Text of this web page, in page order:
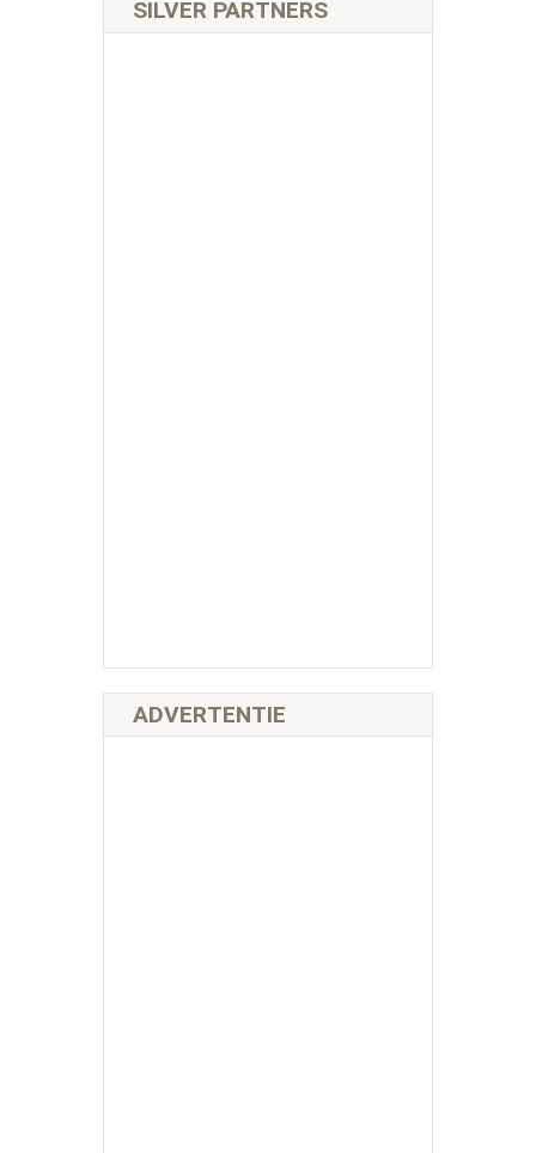
SILVER PARTNERS
ADVERTENTIE